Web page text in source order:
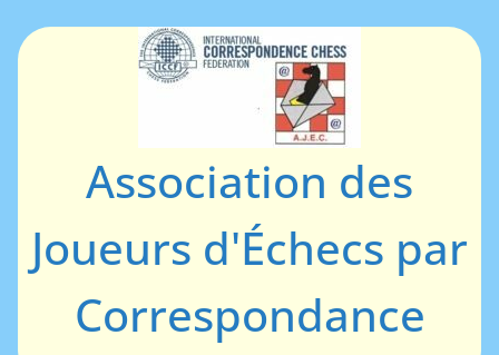
au
Association des
Joueurs d'Échecs par
Correspondance